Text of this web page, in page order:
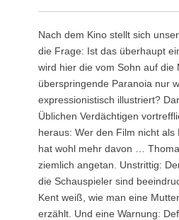
Nach dem Kino stellt sich
die Frage: Ist das überhaupt
wird hier die vom Sohn auf die
überspringende Paranoia nur
expressionistisch illustriert?
Üblichen Verdächtigen
heraus: Wer den Film nicht als
hat wohl mehr davon …
ziemlich angetan. Unstrittig:
die Schauspieler sind
Kent weiß, wie man eine
erzählt. Und eine Warnung: